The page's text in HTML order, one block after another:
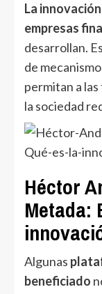
La
empresas
desarrollan.
de
permitan a
la sociedad
Héctor
Metada:
Algunas
beneficiado